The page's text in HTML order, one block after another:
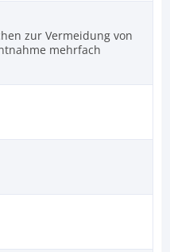
zur Vermeidung von
mehrfach